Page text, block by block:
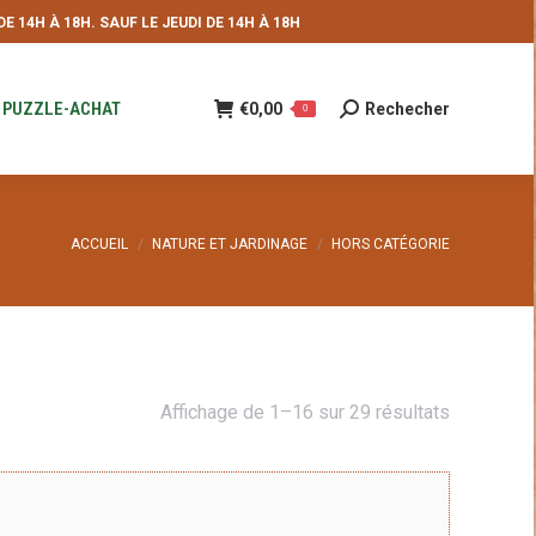
14H À 18H. SAUF LE JEUDI DE 14H À 18H
PUZZLE-ACHAT €0,00 0
Recherche
Rechecher
Vous êtes ici :
ACCUEIL NATURE ET JARDINAGE HORS CATÉGORIE
Affichage de 1–16 sur 29 résultats
plus
récent
: